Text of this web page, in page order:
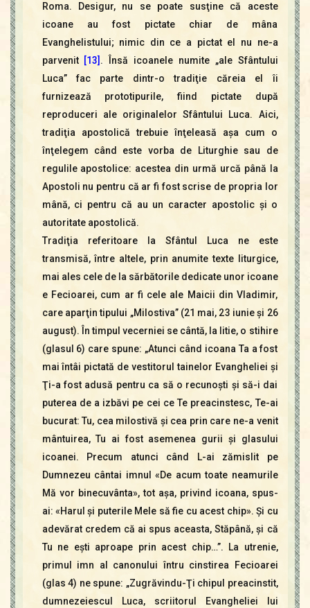
Roma. Desigur, nu se poate susţine că aceste
icoane au fost pictate chiar de mâna
Evanghelistului; nimic din ce a pictat el nu ne-a
parvenit[13] . Însă icoanele numite „ale Sfântului
Luca” fac parte dintr-o tradiţie căreia el îi
furnizează prototipurile, fiind pictate după
reproduceri ale originalelor Sfântului Luca. Aici,
tradiţia apostolică trebuie înţeleasă aşa cum o
înţelegem când este vorba de Liturghie sau de
regulile apostolice: acestea din urmă urcă până la
Apostoli nu pentru că ar fi fost scrise de propria lor
mână, ci pentru că au un caracter apostolic şi o
autoritate apostolică.
Tradiţia referitoare la Sfântul Luca ne este
transmisă, între altele, prin anumite texte liturgice,
mai ales cele de la sărbătorile dedicate unor icoane
e Fecioarei, cum ar fi cele ale Maicii din Vladimir,
care aparţin tipului „Milostiva” (21 mai, 23 iunie şi 26
august). În timpul vecerniei se cântă, la litie, o stihire
(glasul 6) care spune: „Atunci când icoana Ta a fost
mai întâi pictată de vestitorul tainelor Evangheliei şi
Ţi-a fost adusă pentru ca să o recunoşti şi să-i dai
puterea de a izbăvi pe cei ce Te preacinstesc, Te-ai
bucurat: Tu, cea milostivă şi cea prin care ne-a venit
mântuirea, Tu ai fost asemenea gurii şi glasului
icoanei. Precum atunci când L-ai zămislit pe
Dumnezeu cântai imnul «De acum toate neamurile
Mă vor binecuvânta», tot aşa, privind icoana, spus-
ai: «Harul şi puterile Mele să fie cu acest chip». Şi cu
adevărat credem că ai spus aceasta, Stăpână, şi că
Tu ne eşti aproape prin acest chip…”. La utrenie,
primul imn al canonului întru cinstirea Fecioarei
(glas 4) ne spune: „Zugrăvindu-Ţi chipul preacinstit,
dumnezeiescul Luca, scriitorul Evangheliei lui